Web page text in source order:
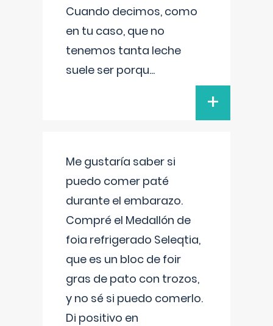
Cuando decimos, como
en tu caso, que no
tenemos tanta leche
suele ser porqu...
+
Me gustaría saber si
puedo comer paté
durante el embarazo.
Compré el Medallón de
foia refrigerado Seleqtia,
que es un bloc de foir
gras de pato con trozos,
y no sé si puedo comerlo.
Di positivo en